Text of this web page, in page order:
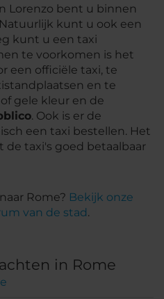
Lorenzo bent u binnen
kunt u ook een
kunt u een taxi
te voorkomen is het
een officiële taxi, te
en te
gele kleur en de
. Ook is er de
een taxi bestellen. Het
de taxi's goed betaalbaar
Rome? Bekijk onze
van de stad.
in Rome